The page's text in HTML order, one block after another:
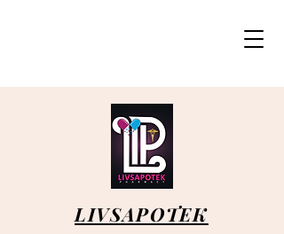
LIVSAPOTEK